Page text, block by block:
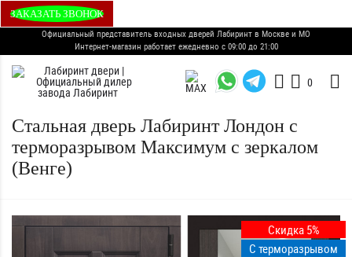
ЗАКАЗАТЬ ЗВОНОК
Официальный представитель входных дверей Лабиринт в Москве и МО
Интернет-магазин работает ежедневно с 09:00 до 21:00
0
Стальная дверь Лабиринт Лондон с
терморазрывом Максимум с зеркалом
(Венге)
Скидка 5%
С терморазрывом